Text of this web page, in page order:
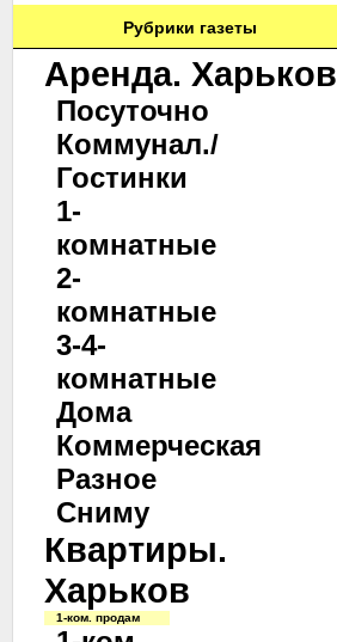
Рубрики газеты
Аренда. Харьков
Посуточно
Коммунал./
Гостинки
1-
комнатные
2-
комнатные
3-4-
комнатные
Дома
Коммерческая
Разное
Сниму
Квартиры.
Харьков
1-ком. продам